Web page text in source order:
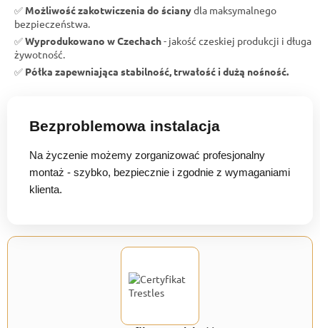
✅ Możliwość zakotwiczenia do ścianydla maksymalnego
bezpieczeństwa.
✅Wyprodukowano w Czechach- jakość czeskiej produkcji i długa
żywotność.
✅ Półka zapewniająca stabilność, trwałość i dużą nośność.
Bezproblemowa instalacja
Na życzenie możemy zorganizować profesjonalny
montaż - szybko, bezpiecznie i zgodnie z wymaganiami
klienta.